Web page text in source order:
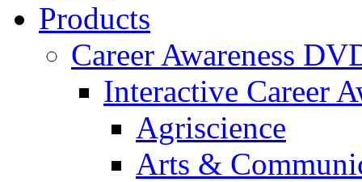
Products
Career Awareness
Interactive Career
Agriscience
Arts &